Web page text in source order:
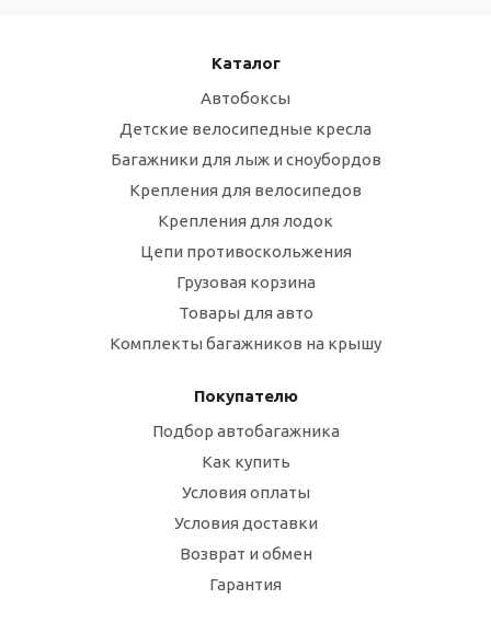
Каталог
Автобоксы
Детские велосипедные кресла
Багажники для лыж и сноубордов
Крепления для велосипедов
Крепления для лодок
Цепи противоскольжения
Грузовая корзина
Товары для авто
Комплекты багажников на крышу
Покупателю
Подбор автобагажника
Как купить
Условия оплаты
Условия доставки
Возврат и обмен
Гарантия